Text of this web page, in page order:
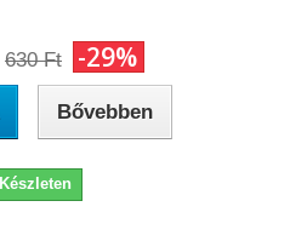
630 Ft‎ -29%
Bővebben
Készleten